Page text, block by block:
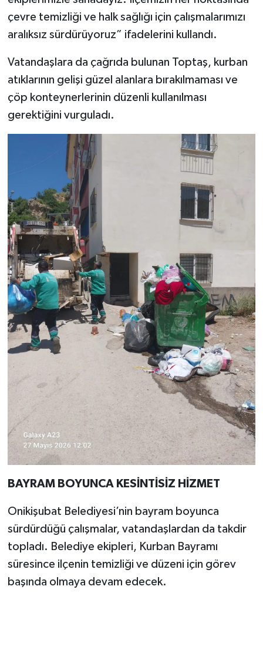
çevre temizliği ve halk sağlığı için çalışmalarımızı
aralıksız sürdürüyoruz” ifadelerini kullandı.
Vatandaşlara da çağrıda bulunan Toptaş, kurban
atıklarının gelişi güzel alanlara bırakılmaması ve
çöp konteynerlerinin düzenli kullanılması
gerektiğini vurguladı.
BAYRAM BOYUNCA KESİNTİSİZ HİZMET
Onikişubat Belediyesi’nin bayram boyunca
sürdürdüğü çalışmalar, vatandaşlardan da takdir
topladı. Belediye ekipleri, Kurban Bayramı
süresince ilçenin temizliği ve düzeni için görev
başında olmaya devam edecek.